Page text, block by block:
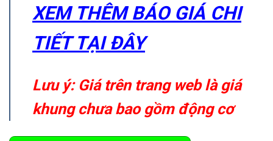
XEM THÊM BÁO GIÁ CHI
TIẾT TẠI ĐÂY
Lưu ý: Giá trên trang web là giá
khung chưa bao gồm động cơ